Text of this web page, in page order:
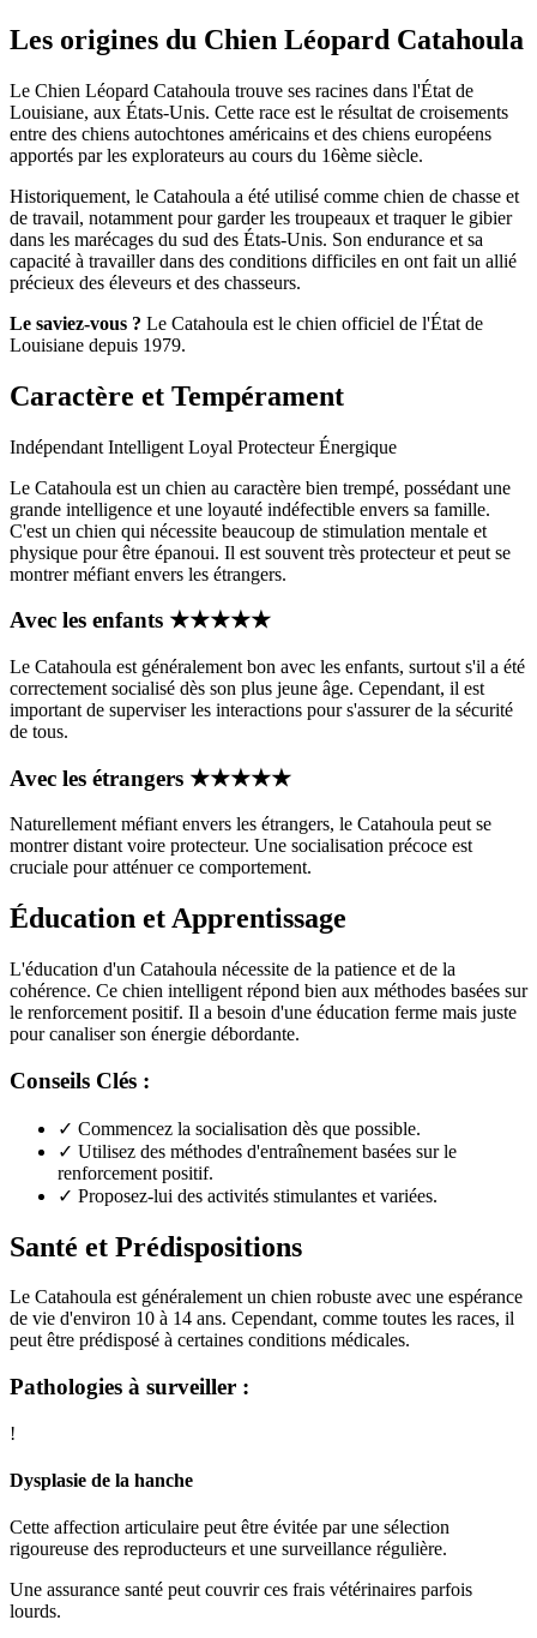
Les origines du Chien Léopard Catahoula
Le Chien Léopard Catahoula trouve ses racines dans l'État de
Louisiane, aux États-Unis. Cette race est le résultat de croisements
entre des chiens autochtones américains et des chiens européens
apportés par les explorateurs au cours du 16ème siècle.
Historiquement, le Catahoula a été utilisé comme chien de chasse et
de travail, notamment pour garder les troupeaux et traquer le gibier
dans les marécages du sud des États-Unis. Son endurance et sa
capacité à travailler dans des conditions difficiles en ont fait un allié
précieux des éleveurs et des chasseurs.
Le saviez-vous ? Le Catahoula est le chien officiel de l'État de
Louisiane depuis 1979.
Caractère et Tempérament
Indépendant Intelligent Loyal ProtecteurÉnergique
Le Catahoula est un chien au caractère bien trempé, possédant une
grande intelligence et une loyauté indéfectible envers sa famille.
C'est un chien qui nécessite beaucoup de stimulation mentale et
physique pour être épanoui. Il est souvent très protecteur et peut se
montrer méfiant envers les étrangers.
Avec les enfants ★★★★★
Le Catahoula est généralement bon avec les enfants, surtout s'il a été
correctement socialisé dès son plus jeune âge. Cependant, il est
important de superviser les interactions pour s'assurer de la sécurité
de tous.
Avec les étrangers ★★★★★
Naturellement méfiant envers les étrangers, le Catahoula peut se
montrer distant voire protecteur. Une socialisation précoce est
cruciale pour atténuer ce comportement.
Éducation et Apprentissage
L'éducation d'un Catahoula nécessite de la patience et de la
cohérence. Ce chien intelligent répond bien aux méthodes basées sur
le renforcement positif. Il a besoin d'une éducation ferme mais juste
pour canaliser son énergie débordante.
Conseils Clés :
✓ Commencez la socialisation dès que possible.
✓ Utilisez des méthodes d'entraînement basées sur le
renforcement positif.
✓ Proposez-lui des activités stimulantes et variées.
Santé et Prédispositions
Le Catahoula est généralement un chien robuste avec une espérance
de vie d'environ 10 à 14 ans. Cependant, comme toutes les races, il
peut être prédisposé à certaines conditions médicales.
Pathologies à surveiller :
!
Dysplasie de la hanche
Cette affection articulaire peut être évitée par une sélection
rigoureuse des reproducteurs et une surveillance régulière.
Une assurance santé peut couvrir ces frais vétérinaires parfois
lourds.